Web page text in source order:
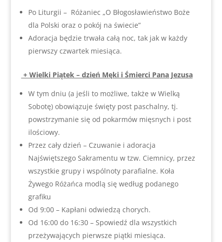
Po Liturgii – Różaniec „O Błogosławieństwo Boże
dla Polski oraz o pokój na świecie”
Adoracja będzie trwała całą noc, tak jak w każdy
pierwszy czwartek miesiąca.
+ Wielki Piątek – dzień Męki i Śmierci Pana Jezusa
W tym dniu (a jeśli to możliwe, także w Wielką
Sobotę) obowiązuje święty post paschalny, tj.
powstrzymanie się od pokarmów mięsnych i post
ilościowy.
Przez cały dzień – Czuwanie i adoracja
Najświętszego Sakramentu w tzw. Ciemnicy, przez
wszystkie grupy i wspólnoty parafialne. Koła
Żywego Różańca modlą się według podanego
grafiku
Od 9:00 – Kapłani odwiedzą chorych.
Od 16:00 do 16:30 – Spowiedź dla wszystkich
przeżywających pierwsze piątki miesiąca.